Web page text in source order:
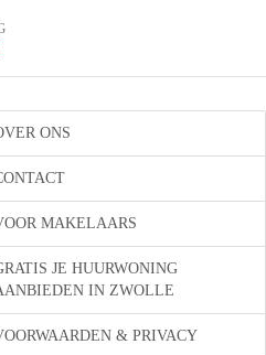
ONS
MAKELAARS
JE HUURWONING
IN ZWOLLE
& PRIVACY